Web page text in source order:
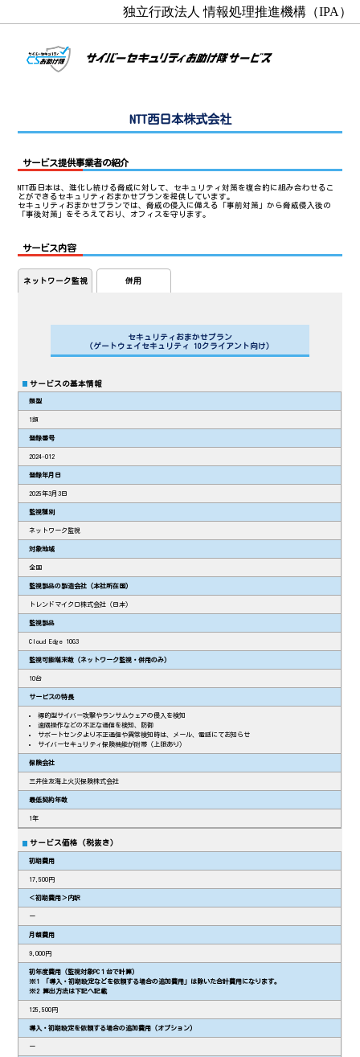
独立行政法人 情報処理推進機構（IPA）
NTT西日本株式会社
サービス提供事業者の紹介
NTT西日本は、進化し続ける脅威に対して、セキュリティ対策を複合的に組み合わせるこ
とができるセキュリティおまかせプランを提供しています。
セキュリティおまかせプランでは、脅威の侵入に備える「事前対策」から脅威侵入後の
「事後対策」をそろえており、オフィスを守ります。
サービス内容
ネットワーク監視
セキュリティおまかせプラン
（ゲートウェイセキュリティ 10クライアント向け）
サービスの基本情報
類型
1類
登録番号
2024-012
登録年月日
2025年3月3日
監視種別
ネットワーク監視
対象地域
全国
監視製品の製造会社（本社所在国）
トレンドマイクロ株式会社（日本）
監視製品
Cloud Edge 10G3
監視可能端末数（ネットワーク監視・併用のみ）
10台
サービスの特長
標的型サイバー攻撃やランサムウェアの侵入を検知
遠隔操作などの不正な通信を検知、防御
サポートセンタより不正通信や異常検知時は、メール、電話にてお知らせ
サイバーセキュリティ保険機能が附帯（上限あり）
保険会社
三井住友海上火災保険株式会社
最低契約年数
1年
サービス価格（税抜き）
初期費用
17,500円
＜初期費用＞内訳
ー
月額費用
9,000円
初年度費用（監視対象PC１台で計算）
※1 「導入・初期設定などを依頼する場合の追加費用」は除いた合計費用になります。
※2 算出方法は下記へ記載
125,500円
導入・初期設定を依頼する場合の追加費用（オプション）
ー
併用